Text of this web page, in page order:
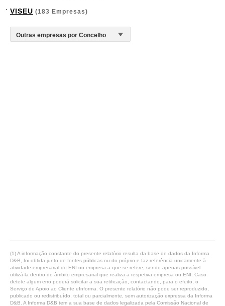
VISEU (183 Empresas)
(1) A informação constante do presente relatório resulta da base de dados da Informa
D&B, foi obtida junto de fontes públicas ou do próprio e faz referência unicamente à
atividade empresarial do ENI ou empresa a que se refere, sendo apenas possível
utilizá-la dentro do âmbito empresarial que realiza a respetiva empresa ou ENI. Caso
detete algum erro poderá solicitar a sua retificação, contactando, para o efeito, o
Serviço de Apoio ao Cliente eInforma. O presente relatório não pode ser reproduzido,
publicado ou redistribuído, total ou parcialmente, sem autorização expressa da Informa
D&B. A Informa D&B tem a sua base de dados legalizada pela Comissão Nacional de